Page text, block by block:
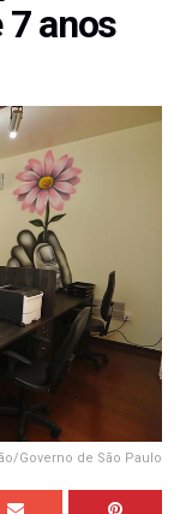
anos
Governo de São Paulo